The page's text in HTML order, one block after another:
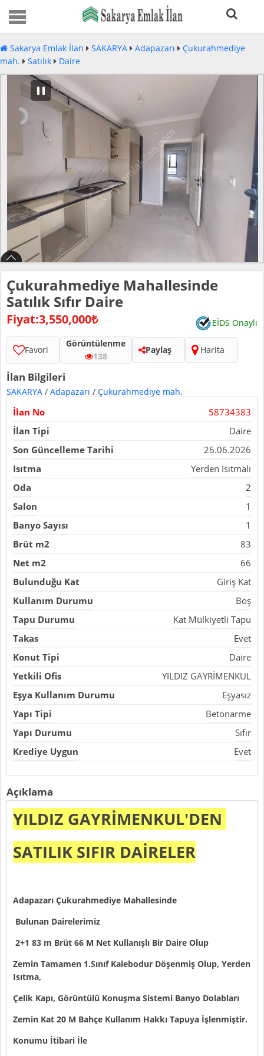
Sakarya Emlak İlan SAKARYA Adapazarı
Çukurahmediye
mah.
Satılık Daire
Çukurahmediye Mahallesinde
Satılık Sıfır Daire
Fiyat:3,550,000₺ EİDS Onaylı
Favori
Görüntülenme
138
Paylaş Harita
İlan Bilgileri
SAKARYA / Adapazarı / Çukurahmediye mah.
İlan No
58734383
İlan Tipi
Daire
Son Güncelleme Tarihi
26.06.2026
Isıtma
Yerden Isıtmalı
Oda
2
Salon
1
Banyo Sayısı
1
Brüt m2
83
Net m2
66
Bulunduğu Kat
Giriş Kat
Kullanım Durumu
Boş
Tapu Durumu
Kat Mülkiyetli Tapu
Takas
Evet
Konut Tipi
Daire
Yetkili Ofis
YILDIZ GAYRİMENKUL
Eşya Kullanım Durumu
Eşyasız
Yapı Tipi
Betonarme
Yapı Durumu
Sıfır
Krediye Uygun
Evet
Açıklama
YILDIZ GAYRİMENKUL'DEN
SATILIK SIFIR DAİRELER
Adapazarı Çukurahmediye Mahallesinde
Bulunan Dairelerimiz
2+1 83 m Brüt 66 M Net Kullanışlı Bir Daire Olup
Zemin Tamamen 1.Sınıf Kalebodur Döşenmiş Olup, Yerden
Isıtma,
Çelik Kapı, Görüntülü Konuşma Sistemi Banyo Dolabları
Zemin Kat 20 M Bahçe Kullanım Hakkı Tapuya İşlenmiştir.
Konumu İtibari İle